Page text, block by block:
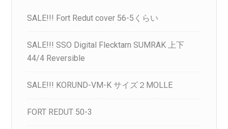
SALE!!! Fort Redut cover 56-5くらい
SALE!!! SSO Digital Flecktarn SUMRAK 上下
44/4 Reversible
SALE!!! KORUND-VM-K サイズ２MOLLE
FORT REDUT 50-3